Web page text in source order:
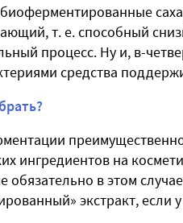
т. е. способный
процесс. Ну и, в-
средства
ингредиентов на
обязательно в этом
экстракт, если